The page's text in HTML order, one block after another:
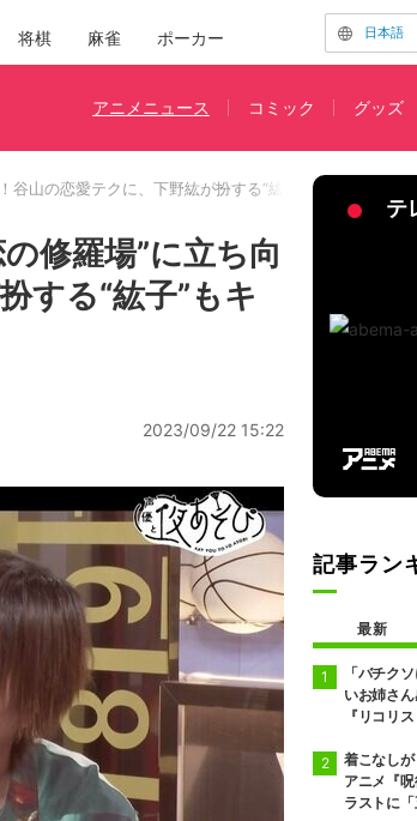
将棋 麻雀 ポーカー 日本語
アニメニュース コミック グッズ
山の恋愛テクに、下野紘が扮する“紘子”もキュン【声優
修羅場”に立ち向
する“紘子”もキ
2023/09/22 15:22
テ
記事ラン
最新
「バチク
いお姉さ
『リコリ
着こなしが
アニメ『
ラストに